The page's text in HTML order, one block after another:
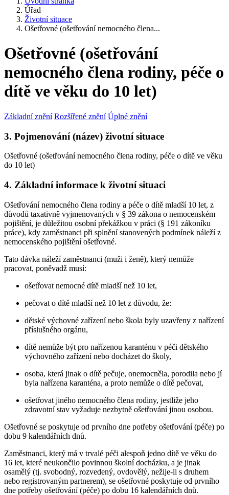
Úřad
Životní situace
Ošetřovné (ošetřování nemocného člena...
Ošetřovné (ošetřování
nemocného člena rodiny, péče o
dítě ve věku do 10 let)
Základní znění Rozšířené znění Úplné znění
3. Pojmenování (název) životní situace
Ošetřovné (ošetřování nemocného člena rodiny, péče o dítě ve věku
do 10 let)
4. Základní informace k životní situaci
Ošetřování nemocného člena rodiny a péče o dítě mladší 10 let, z
důvodů taxativně vyjmenovaných v § 39 zákona o nemocenském
pojištění, je důležitou osobní překážkou v práci (§ 191 zákoníku
práce), kdy zaměstnanci při splnění stanovených podmínek náleží z
nemocenského pojištění ošetřovné.
Tato dávka náleží zaměstnanci (muži i ženě), který nemůže
pracovat, poněvadž musí:
ošetřovat nemocné dítě mladší než 10 let,
pečovat o dítě mladší než 10 let z důvodu, že:
dětské výchovné zařízení nebo škola byly uzavřeny z nařízení
příslušného orgánu,
dítě nemůže být pro nařízenou karanténu v péči dětského
výchovného zařízení nebo docházet do školy,
osoba, která jinak o dítě pečuje, onemocněla, porodila nebo jí
byla nařízena karanténa, a proto nemůže o dítě pečovat,
ošetřovat jiného nemocného člena rodiny, jestliže jeho
zdravotní stav vyžaduje nezbytně ošetřování jinou osobou.
Ošetřovné se poskytuje od prvního dne potřeby ošetřování (péče) po
dobu 9 kalendářních dnů.
Zaměstnanci, který má v trvalé péči alespoň jedno dítě ve věku do
16 let, které neukončilo povinnou školní docházku, a je jinak
osamělý (tj. svobodný, rozvedený, ovdovělý, nežije-li s druhem
nebo registrovaným partnerem), se ošetřovné poskytuje od prvního
dne potřeby ošetřování (péče) po dobu 16 kalendářních dnů.